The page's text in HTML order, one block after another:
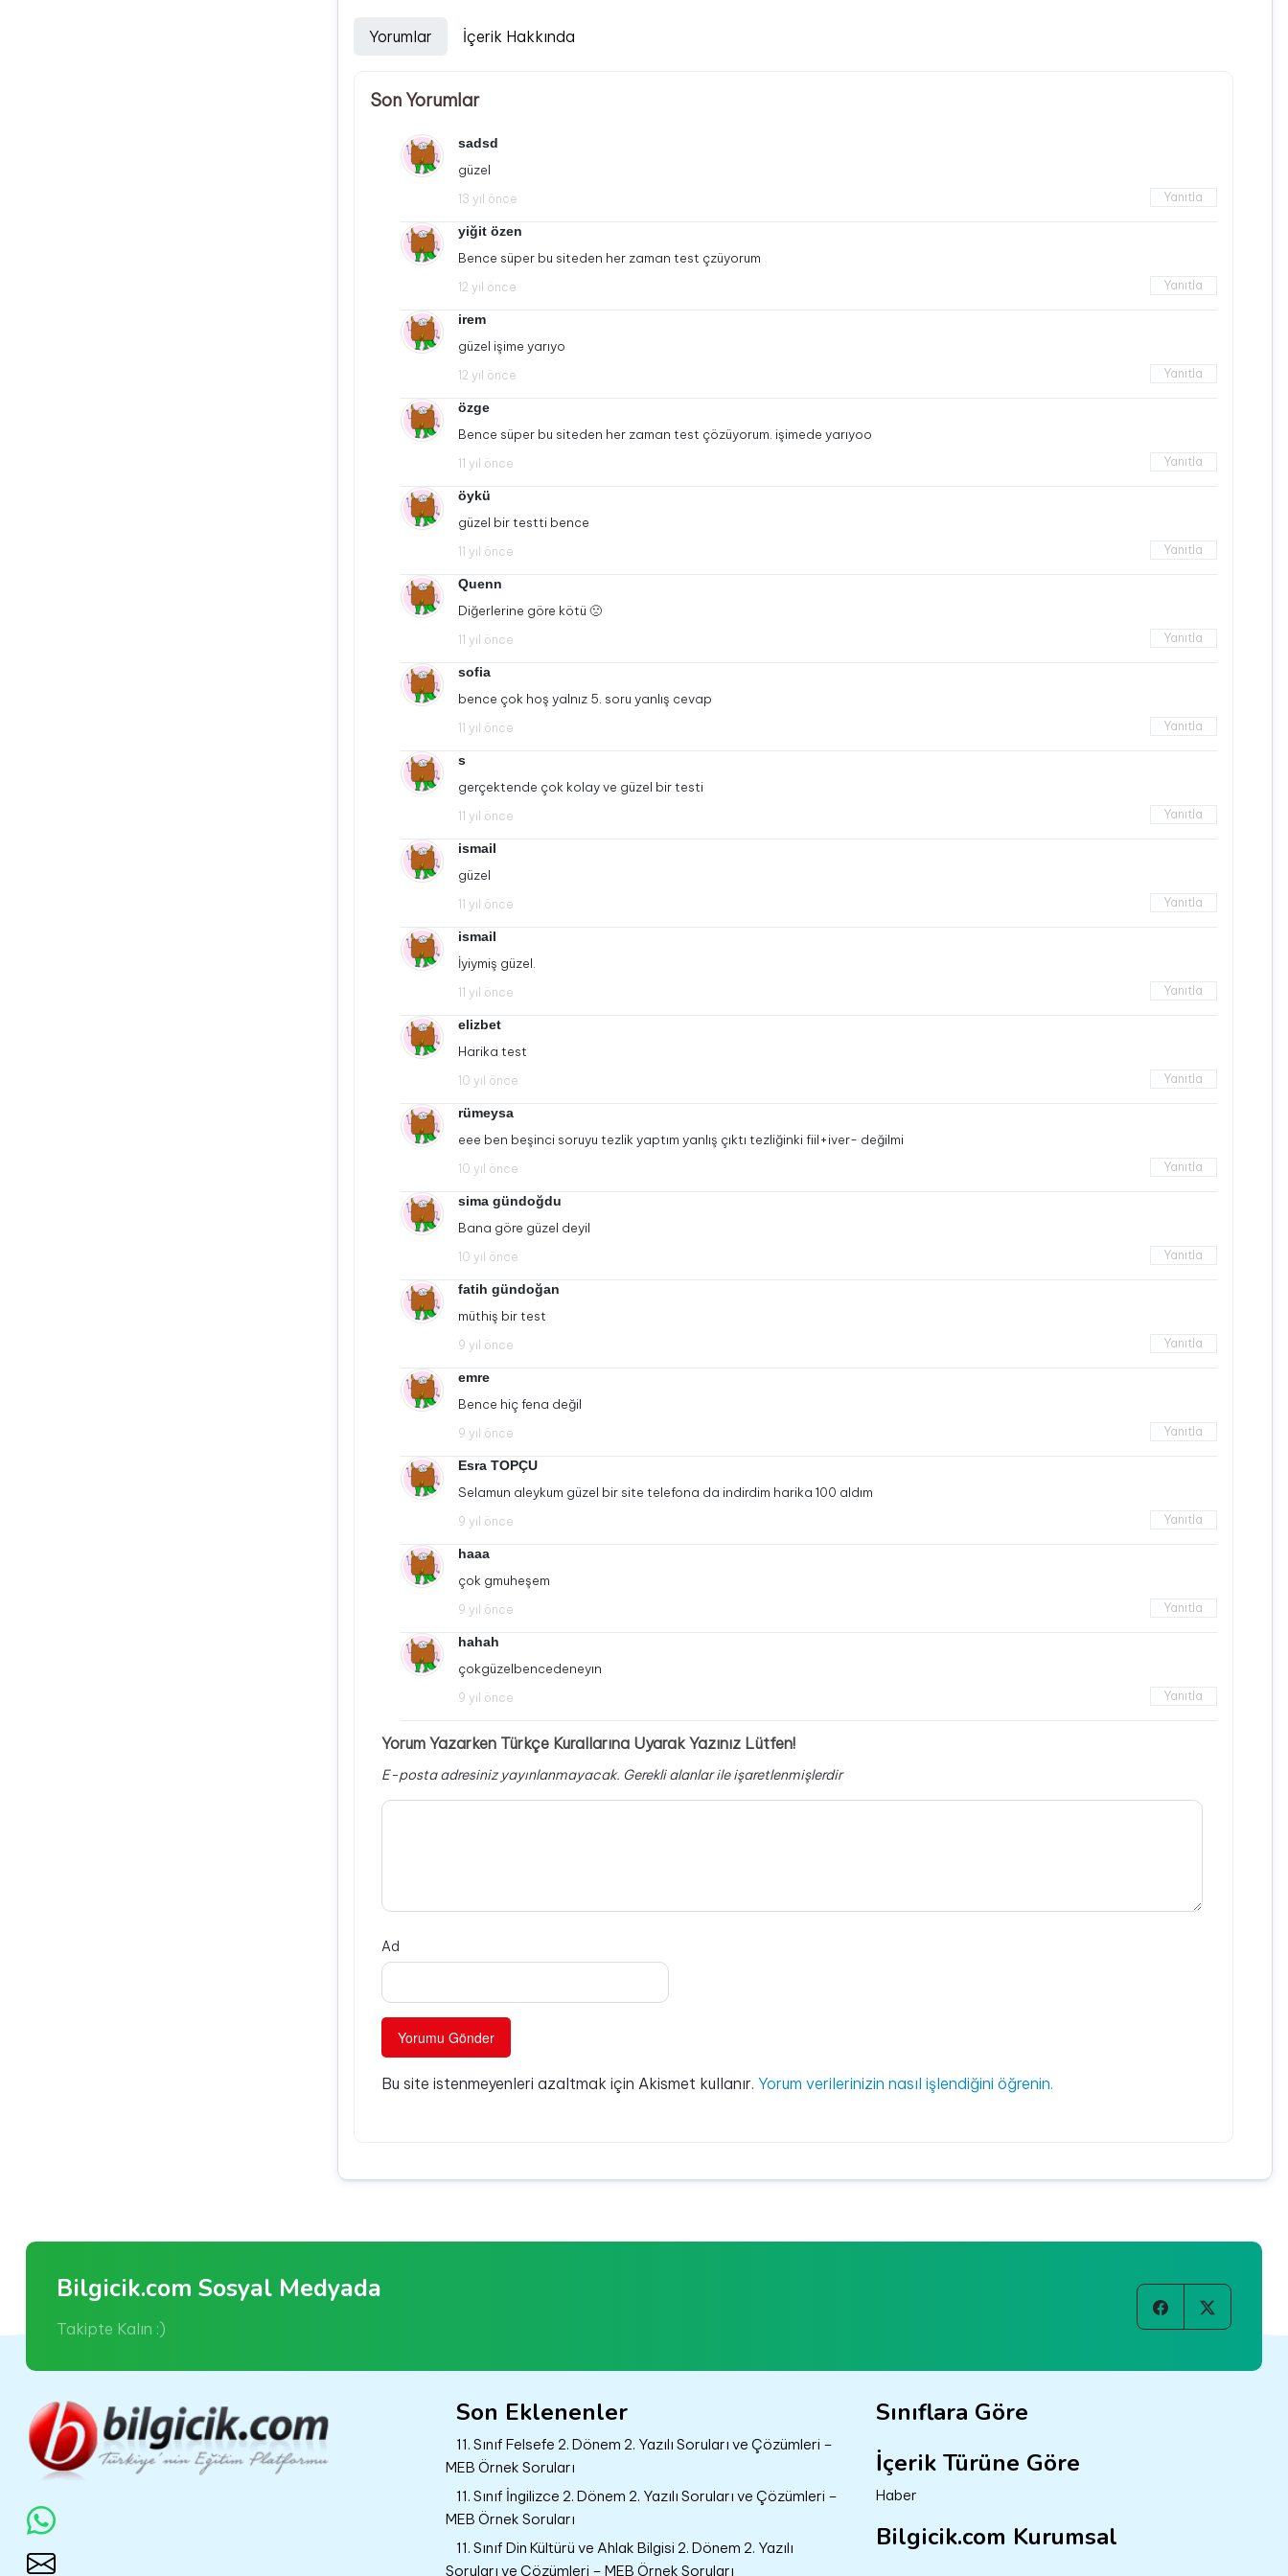
Yorumlar İçerik Hakkında
Son Yorumlar
sadsd
güzel
13 yıl önce Yanıtla
yiğit özen
Bence süper bu siteden her zaman test çzüyorum
12 yıl önce Yanıtla
irem
güzel işime yarıyo
12 yıl önce Yanıtla
özge
Bence süper bu siteden her zaman test çözüyorum. işimede yarıyoo
11 yıl önce Yanıtla
öykü
güzel bir testti bence
11 yıl önce Yanıtla
Quenn
Diğerlerine göre kötü 🙁
11 yıl önce Yanıtla
sofia
bence çok hoş yalnız 5. soru yanlış cevap
11 yıl önce Yanıtla
s
gerçektende çok kolay ve güzel bir testi
11 yıl önce Yanıtla
ismail
güzel
11 yıl önce Yanıtla
ismail
İyiymiş güzel.
11 yıl önce Yanıtla
elizbet
Harika test
10 yıl önce Yanıtla
rümeysa
eee ben beşinci soruyu tezlik yaptım yanlış çıktı tezliğinki fiil+iver- değilmi
10 yıl önce Yanıtla
sima gündoğdu
Bana göre güzel deyil
10 yıl önce Yanıtla
fatih gündoğan
müthiş bir test
9 yıl önce Yanıtla
emre
Bence hiç fena değil
9 yıl önce Yanıtla
Esra TOPÇU
Selamun aleykum güzel bir site telefona da indirdim harika 100 aldım
9 yıl önce Yanıtla
haaa
çok gmuheşem
9 yıl önce Yanıtla
hahah
çokgüzelbencedeneyın
9 yıl önce Yanıtla
Yorum Yazarken Türkçe Kurallarına Uyarak Yazınız Lütfen!
E-posta adresiniz yayınlanmayacak. Gerekli alanlarile işaretlenmişlerdir
Ad
Bu site istenmeyenleri azaltmak için Akismet kullanır. Yorum verilerinizin nasıl işlendiğini öğrenin.
Bilgicik.com Sosyal Medyada
Takipte Kalın :)
Son Eklenenler
11. Sınıf Felsefe 2. Dönem 2. Yazılı Soruları ve Çözümleri –
MEB Örnek Soruları
11. Sınıf İngilizce 2. Dönem 2. Yazılı Soruları ve Çözümleri –
MEB Örnek Soruları
11. Sınıf Din Kültürü ve Ahlak Bilgisi 2. Dönem 2. Yazılı
Soruları ve Çözümleri – MEB Örnek Soruları
Sınıflara Göre
İçerik Türüne Göre
Haber
Bilgicik.com Kurumsal